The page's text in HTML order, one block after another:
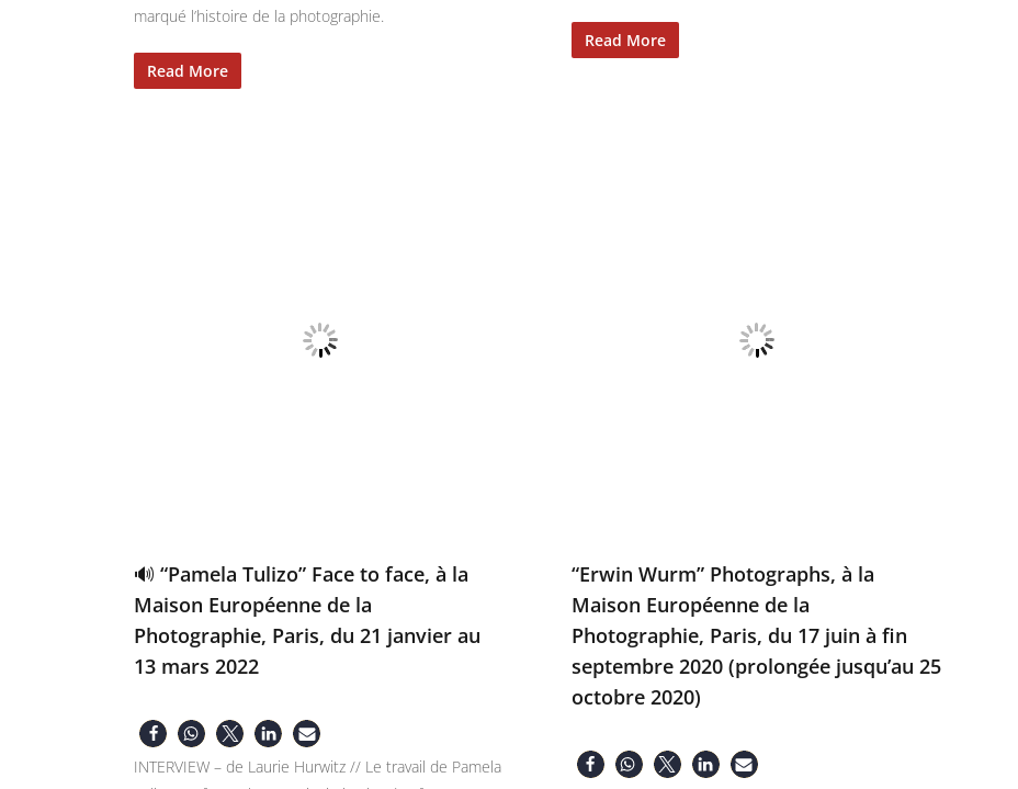
marqué l’histoire de la photographie.
Read More
Read More
🔊 “Pamela Tulizo” Face to face, à la
Maison Européenne de la
Photographie, Paris, du 21 janvier au
13 mars 2022
INTERVIEW – de Laurie Hurwitz // Le travail de Pamela
“Erwin Wurm” Photographs, à la
Maison Européenne de la
Photographie, Paris, du 17 juin à fin
septembre 2020 (prolongée jusqu’au 25
octobre 2020)